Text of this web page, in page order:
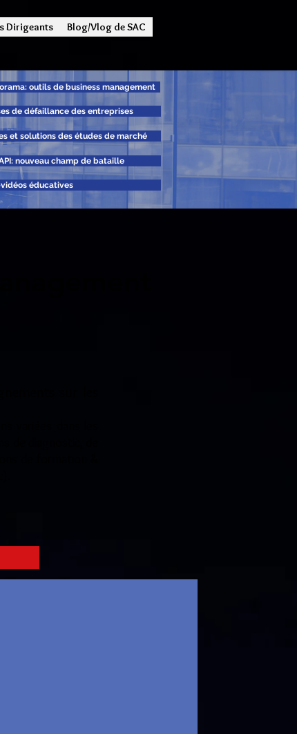
Dirigeants Blog/Vlog de SAC
outils de business management
de défaillance des entreprises
et solutions des études de marché
nouveau champ de bataille
éducatives